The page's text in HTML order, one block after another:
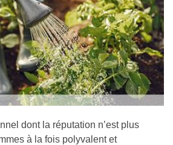
dont la réputation n’est plus
à la fois polyvalent et